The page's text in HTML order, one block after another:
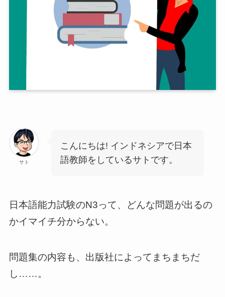
サト
こんにちは! インドネシアで日本
語教師をしているサトです。
日本語能力試験のN3って、どんな問題が出るの
かイマイチ分からない。
問題集の内容も、出版社によってまちまちだ
し……。